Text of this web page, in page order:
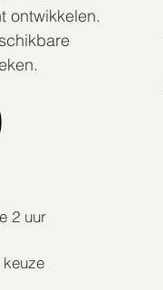
ontwikkelen.
2 uur
keuze